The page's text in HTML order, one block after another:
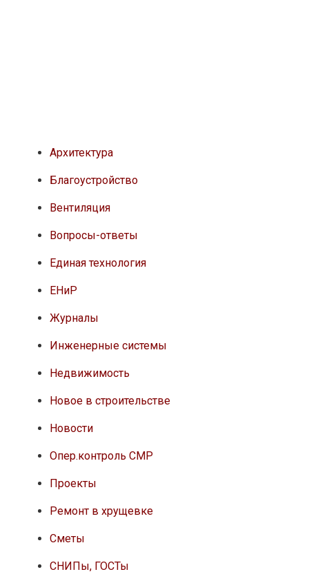
Архитектура
Благоустройство
Вентиляция
Вопросы-ответы
Единая технология
ЕНиР
Журналы
Инженерные системы
Недвижимость
Новое в строительстве
Новости
Опер.контроль СМР
Проекты
Ремонт в хрущевке
Сметы
СНИПы, ГОСТы